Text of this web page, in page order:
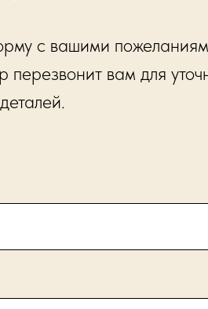
с вашими
вам для
деталей.